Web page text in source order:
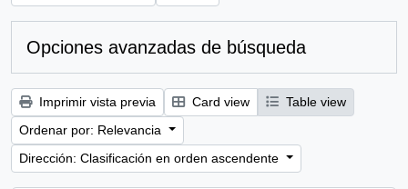
Opciones avanzadas de búsqueda
Imprimir vista previa Card view
Table view
Ordenar por: Relevancia
Dirección: Clasificación en orden ascendente